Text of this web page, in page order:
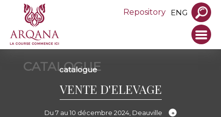
Repository ENG
CATALOGUE
catalogue
VENTE D'ELEVAGE
Du 7 au 10 décembre 2024, Deauville